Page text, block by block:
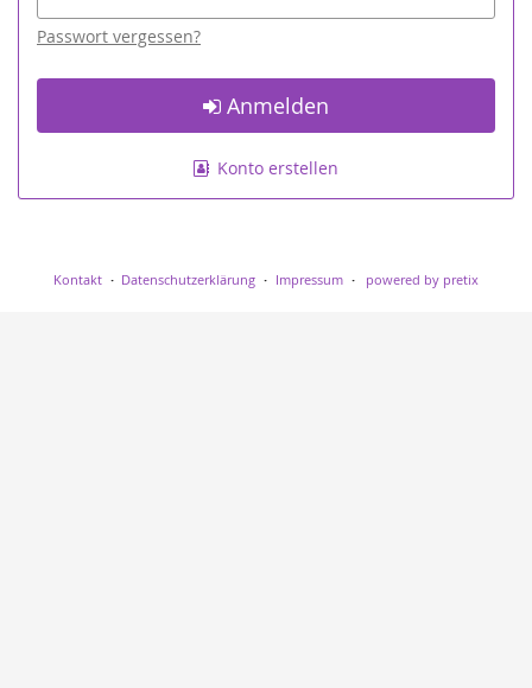
Passwort vergessen?
Anmelden
Konto erstellen
Kontakt Datenschutzerklärung Impressum powered by pretix